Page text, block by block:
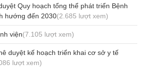
Quy hoạch tổng thể phát triển Bệnh
hướng đến 2030(2.685 lượt xem)
viện(7.105 lượt xem)
duyệt kế hoạch triển khai cơ sở y tế
lượt xem)